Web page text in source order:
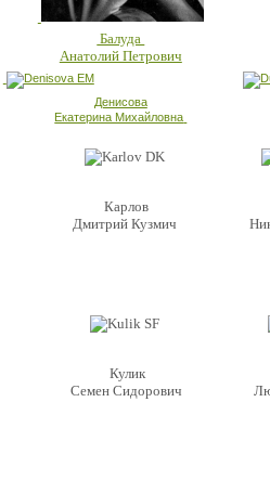
Балуда
Анатолий Петрович
Денисова
Екатерина Михайловна
Карлов
Дмитрий Кузмич
Кулик
Семен Сидорович